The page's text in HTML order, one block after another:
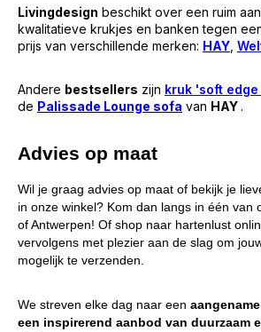
Livingdesign beschikt over een ruim
kwalitatieve krukjes en banken tegen
prijs van verschillende merken: HAY
Andere bestsellers zijn kruk 'soft
de Palissade Lounge sofa van HAY .
Advies op maat
Wil je graag advies op maat of bekijk je
in onze winkel? Kom dan langs in één van
of Antwerpen! Of shop naar hartenlust
vervolgens met plezier aan de slag om
mogelijk te verzenden.
We streven elke dag naar een
een inspirerend aanbod van duurzaam